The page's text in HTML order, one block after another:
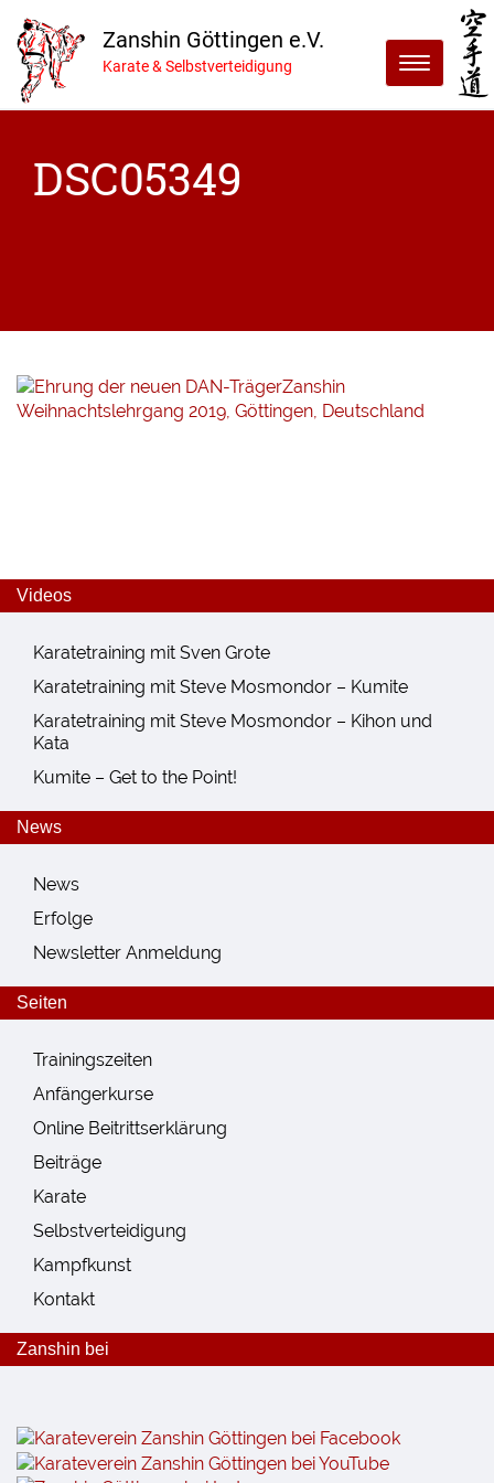
Menu
Zanshin Göttingen e.V.
Karate & Selbstverteidigung
DSC05349
Videos
Karatetraining mit Sven Grote
Karatetraining mit Steve Mosmondor – Kumite
Karatetraining mit Steve Mosmondor – Kihon und
Kata
Kumite – Get to the Point!
News
News
Erfolge
Newsletter Anmeldung
Seiten
Trainingszeiten
Anfängerkurse
Online Beitrittserklärung
Beiträge
Karate
Selbstverteidigung
Kampfkunst
Kontakt
Zanshin bei